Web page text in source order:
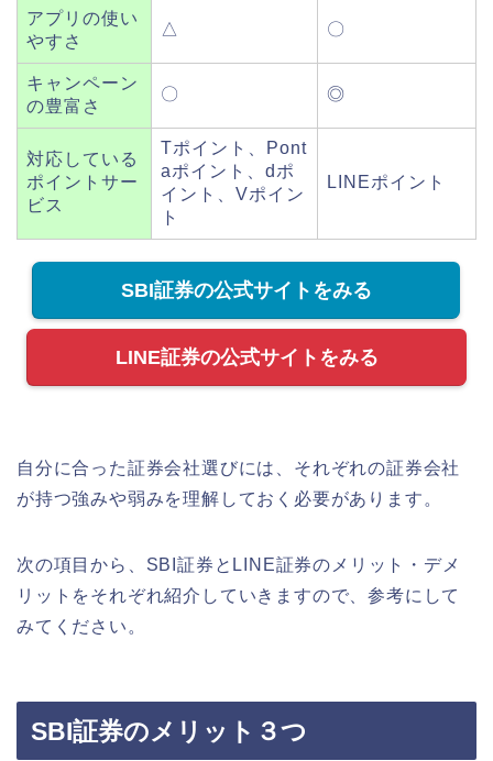
アプリの使い
やすさ
△ 〇
キャンペーン
の豊富さ
〇 ◎
対応している
ポイントサー
ビス
Tポイント、Pont
aポイント、dポ
イント、Vポイン
ト
LINEポイント
SBI証券の公式サイトをみる
LINE証券の公式サイトをみる
自分に合った証券会社選びには、それぞれの証券会社
が持つ強みや弱みを理解しておく必要があります。
次の項目から、SBI証券とLINE証券のメリット・デメ
リットをそれぞれ紹介していきますので、参考にして
みてください。
SBI証券のメリット３つ